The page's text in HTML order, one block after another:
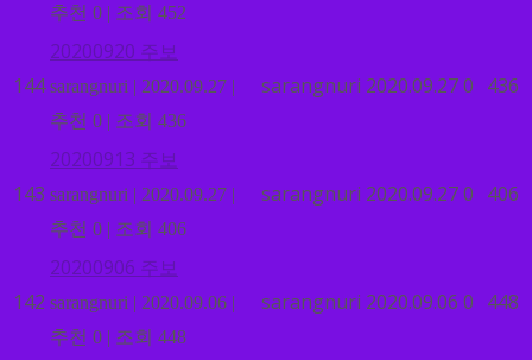
추천 0 | 조회 452
144
20200920 주보
sarangnuri | 2020.09.27 |
추천 0 | 조회 436
sarangnuri 2020.09.270 436
143
20200913 주보
sarangnuri | 2020.09.27 |
추천 0 | 조회 406
sarangnuri 2020.09.270 406
142
20200906 주보
sarangnuri | 2020.09.06 |
추천 0 | 조회 448
sarangnuri 2020.09.06 0 448